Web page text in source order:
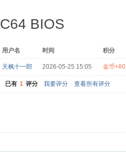
C64 BIOS
用户名 时间 积分
天枫十一郎 2026-05-25 15:05 金币
已有 1 评分 我要评分 查看所有评分